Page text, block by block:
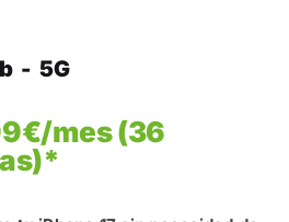
- 5G
mes (36